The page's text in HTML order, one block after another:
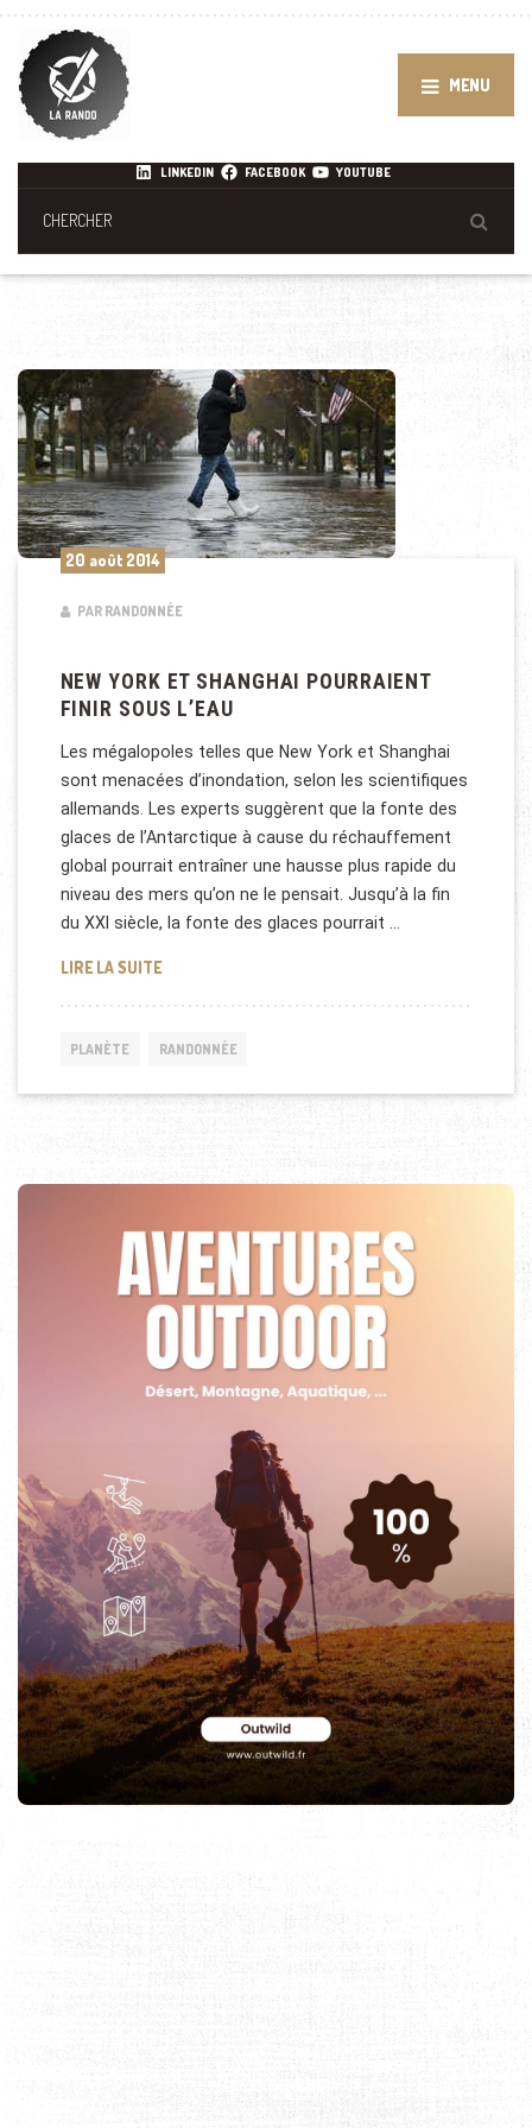
MENU
LINKEDIN FACEBOOK YOUTUBE
20 août 2014
PAR RANDONNÉE
NEW YORK ET SHANGHAI POURRAIENT
FINIR SOUS L’EAU
Les mégalopoles telles que New York et Shanghai
sont menacées d’inondation, selon les scientifiques
allemands. Les experts suggèrent que la fonte des
glaces de l’Antarctique à cause du réchauffement
global pourrait entraîner une hausse plus rapide du
niveau des mers qu’on ne le pensait. Jusqu’à la fin
du XXI siècle, la fonte des glaces pourrait …
LIRE LA SUITENEW YORK ET SHANGHAI POURRAIENT FINIR SOUS
PLANÈTE RANDONNÉE